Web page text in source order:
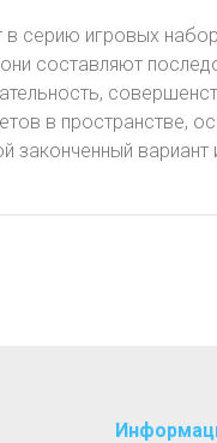
в серию игровых
составляют
в пространстве,
законченный